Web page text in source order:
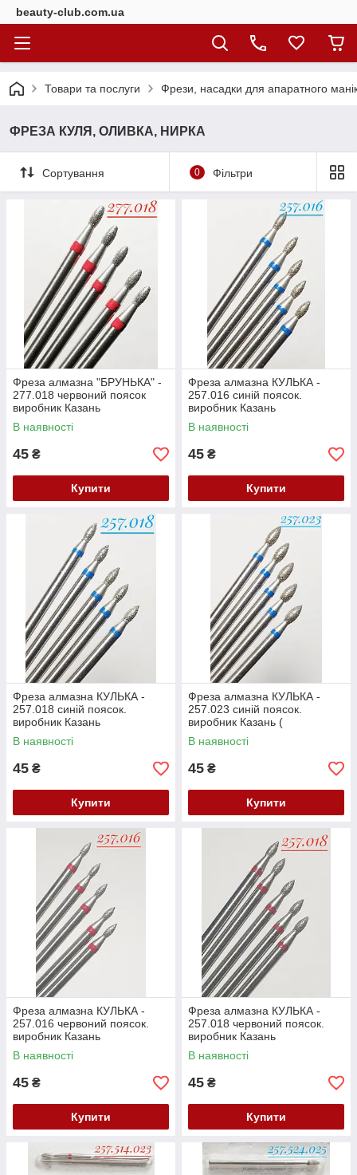
beauty-club.com.ua
Товари та послуги Фрези, насадки для апаратного
ФРЕЗА КУЛЯ, ОЛИВКА, НИРКА
Сортування 0 Фільтри
Фреза алмазна "БРУНЬКА" -
277.018 червоний поясок
виробник Казань
(104.277.514.018) Залишки
В наявності
45 ₴
Купити
Фреза алмазна КУЛЬКА -
257.016 синій поясок.
виробник Казань
(104.257.524.016) Залишок
В наявності
45 ₴
Купити
Фреза алмазна КУЛЬКА -
257.018 синій поясок.
виробник Казань
(104.257.524.018) Залишок
В наявності
45 ₴
Купити
Фреза алмазна КУЛЬКА -
257.023 синій поясок.
виробник Казань (
104.257.524.023) Залишок
В наявності
45 ₴
Купити
Фреза алмазна КУЛЬКА -
257.016 червоний поясок.
виробник Казань
(104.257.514.016) Залишок
В наявності
45 ₴
Купити
Фреза алмазна КУЛЬКА -
257.018 червоний поясок.
виробник Казань
(104.257.514.018) Залишок
В наявності
45 ₴
Купити